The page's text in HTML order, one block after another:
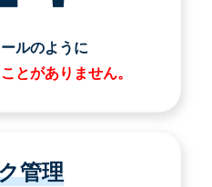
ルのように
とがありません。
管理